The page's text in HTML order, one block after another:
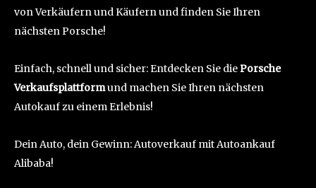
von Verkäufern und Käufern und finden Sie Ihren
nächsten Porsche!
Einfach, schnell und sicher: Entdecken Sie diePorsche
Verkaufsplattformund machen Sie Ihren nächsten
Autokauf zu einem Erlebnis!
Dein Auto, dein Gewinn: Autoverkauf mit Autoankauf
Alibaba!